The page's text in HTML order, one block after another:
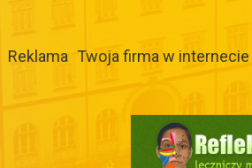
Reklama Twoja firma w internecie